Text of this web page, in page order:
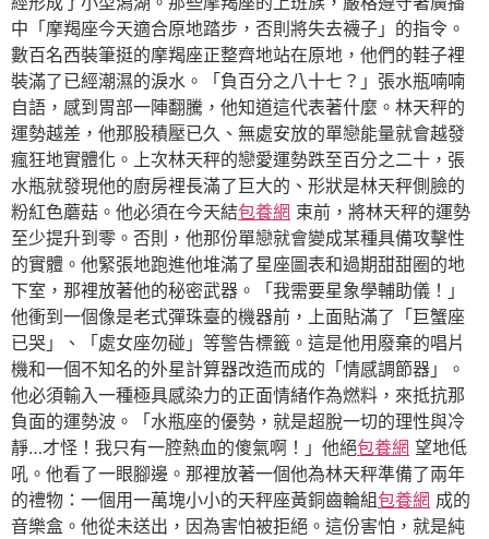
中「摩羯座今天適合原地踏步，否則將失去襪子」的指令。
數百名西裝筆挺的摩羯座正整齊地站在原地，他們的鞋子裡
裝滿了已經潮濕的淚水。「負百分之八十七？」張水瓶喃喃
自語，感到胃部一陣翻騰，他知道這代表著什麼。林天秤的
運勢越差，他那股積壓已久、無處安放的單戀能量就會越發
瘋狂地實體化。上次林天秤的戀愛運勢跌至百分之二十，張
水瓶就發現他的廚房裡長滿了巨大的、形狀是林天秤側臉的
粉紅色蘑菇。他必須在今天結包養網 束前，將林天秤的運勢
至少提升到零。否則，他那份單戀就會變成某種具備攻擊性
的實體。他緊張地跑進他堆滿了星座圖表和過期甜甜圈的地
下室，那裡放著他的秘密武器。「我需要星象學輔助儀！」
他衝到一個像是老式彈珠臺的機器前，上面貼滿了「巨蟹座
已哭」、「處女座勿碰」等警告標籤。這是他用廢棄的唱片
機和一個不知名的外星計算器改造而成的「情感調節器」。
他必須輸入一種極具感染力的正面情緒作為燃料，來抵抗那
負面的運勢波。「水瓶座的優勢，就是超脫一切的理性與冷
靜…才怪！我只有一腔熱血的傻氣啊！」他絕包養網 望地低
吼。他看了一眼腳邊。那裡放著一個他為林天秤準備了兩年
的禮物：一個用一萬塊小小的天秤座黃銅齒輪組包養網 成的
音樂盒。他從未送出，因為害怕被拒絕。這份害怕，就是純